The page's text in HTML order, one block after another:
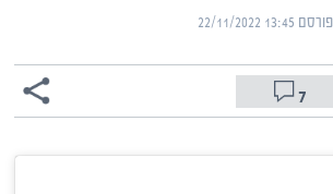
פורסם ‎22/11/2022 13:45
7